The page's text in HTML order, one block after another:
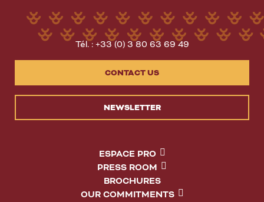
Tél. : +33 (0) 3 80 63 69 49
CONTACT US
NEWSLETTER
ESPACE PRO
PRESS ROOM
BROCHURES
OUR COMMITMENTS